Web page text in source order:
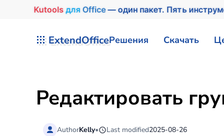
Kutools для Office— один пакет. Пять
ExtendOfficeРешения Скачать
Редактировать
AuthorKelly• Last modified2025-08-26